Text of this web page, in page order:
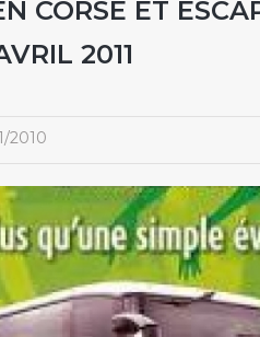
CORSE ET
2011
2010